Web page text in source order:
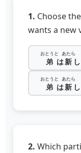
1. Choose
wants a new
弟
おとうと
は新
あたら
弟
おとうと
は新
あたら
2. Which